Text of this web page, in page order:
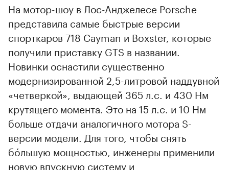
На мотор-шоу в Лос-Анджелесе Porsche
представила самые быстрые версии
спорткаров 718 Cayman и Boxster, которые
получили приставку GTS в названии.
Новинки оснастили существенно
модернизированной 2,5-литровой наддувной
«четверкой», выдающей 365 л.с. и 430 Нм
крутящего момента. Это на 15 л.с. и 10 Нм
больше отдачи аналогичного мотора S-
версии модели. Для того, чтобы снять
бóльшую мощностью, инженеры применили
новую впускную систему и